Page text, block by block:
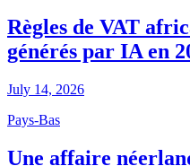
Règles de VAT
générés par IA en
July 14, 2026
Pays-Bas
Une affaire